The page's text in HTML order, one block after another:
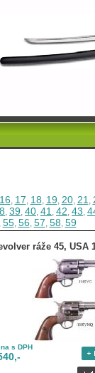
16, 17, 18, 19, 20, 21,
, 39, 40, 41 , 42, 43,
55, 56, 57, 58, 59
ráže 45, USA
s DPH